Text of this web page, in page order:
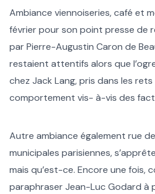
Ambiance viennoiseries, café et
février pour son point presse de
par Pierre-Augustin Caron de
restaient attentifs alors que
chez Jack Lang, pris dans les
comportement vis- à-vis des
Autre ambiance également rue
municipales parisiennes,
mais qu’est-ce. Encore une
paraphraser Jean-Luc Godard à